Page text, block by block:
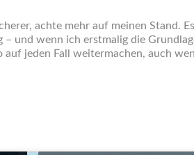
achte mehr auf meinen Stand.
und wenn ich erstmalig die
jeden Fall weitermachen, auch